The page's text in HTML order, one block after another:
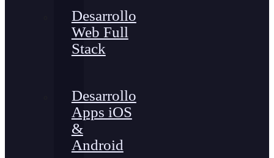
Desarrollo
Web Full
Stack
Desarrollo
Apps iOS
&
Android